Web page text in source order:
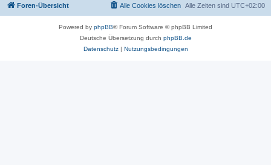
Foren-Übersicht Alle Zeiten sind UTC+02:00
Alle Cookies löschen
Powered by phpBB® Forum Software © phpBB Limited
Deutsche Übersetzung durch phpBB.de
Datenschutz| Nutzungsbedingungen